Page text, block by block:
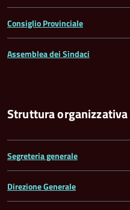
Consiglio Provinciale
Assemblea dei Sindaci
Struttura organizzativa
Segreteria generale
Direzione Generale